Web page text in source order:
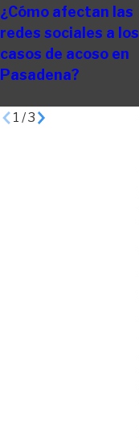
¿Cómo afectan las
redes sociales a los
casos de acoso en
Pasadena?
1 /3